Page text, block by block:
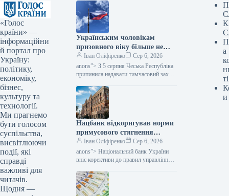
«Голос
країни» —
інформаційни
й портал про
Україну:
політику,
економіку,
бізнес,
культуру та
технології.
Ми прагнемо
бути голосом
суспільства,
висвітлюючи
події, які
справді
важливі для
читачів.
Щодня —
Українським чоловікам
призовного віку більше не
надається тимчасовий захист
у Чехії, згідно з даними
Міністерства фінансів.
Іван Оліфіренко
Сер 6, 2026
anons”> З 5 серпня Чеська Республіка
припинила надавати тимчасовий захист
віку, які не можуть продемонструвати
виконання своїх…
Нацбанк відкоригував норми
примусового стягнення
грошей: як це позначиться на
тих, хто має заборгованість,
— Міністерство фінансів
Іван Оліфіренко
Сер 6, 2026
anons”> Національний банк України
вніс корективи до правил управління
підлягають арешту. Згідно з
оновленими нормами, банк буде…
а
ті
и